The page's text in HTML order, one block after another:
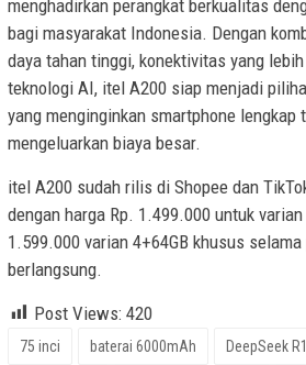
menghadirkan perangkat berkualitas
bagi masyarakat Indonesia. Dengan
daya tahan tinggi, konektivitas yang
teknologi AI, itel A200 siap menjadi
yang menginginkan smartphone lengkap
mengeluarkan biaya besar.
itel A200 sudah rilis di Shopee dan
dengan harga Rp. 1.499.000 untuk varian
1.599.000 varian 4+64GB khusus
berlangsung.
Post Views: 420
75 inci baterai 6000mAh DeepSeek R1